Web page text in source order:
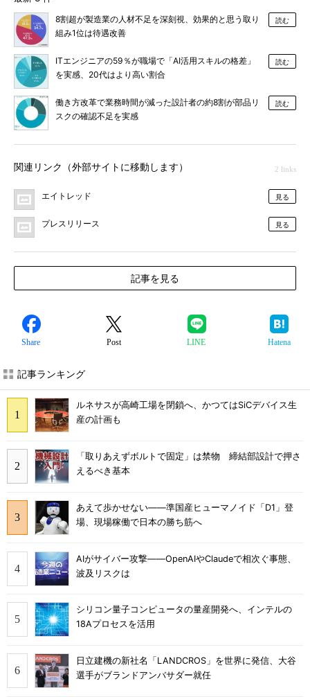
8割超が製造業の人材不足を深刻視、効果的と思う取り
組み1位は待遇改善
読む
ITエンジニアの59％が職場で「AI活用スキルの格差」
を実感、20代はより高い割合
読む
働き方改革で業務時間が減った設計者の約8割が部品リ
スクの確認不足を実感
読む
関連リンク（外部サイトに移動します） 2 links
エイトレッド 見る
プレスリリース 見る
記事を見る
Share Post LINE Hatena
記事ランキング
ルネサスが高崎工場を閉鎖へ、かつてはSiCデバイス生
産の計画も
「取りあえずボルトで固定」は禁物 締結部設計で押さ
えるべき基本
あえて歩かせない――準国産ヒューマノイド「D1」登
場、現場稼働で日本の勝ち筋へ
AIがサイバー攻撃――OpenAIやClaudeで相次ぐ事態、
波及リスクは
シリコン量子コンピュータの量産開発へ、インテルの
18Aプロセスを活用
日立建機の新社名「LANDCROS」を世界に発信、大谷
選手がブランドアンバサダー就任